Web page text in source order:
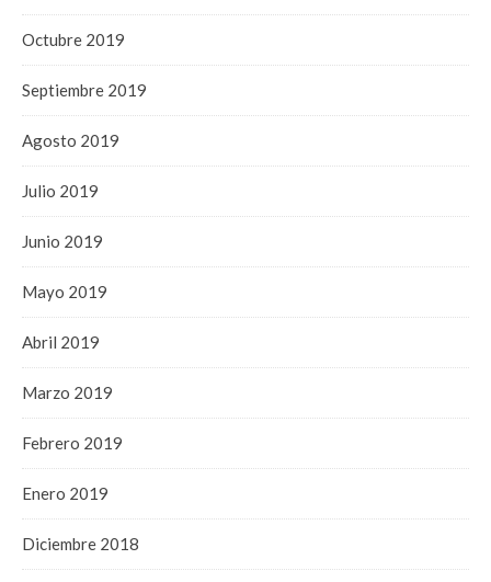
Octubre 2019
Septiembre 2019
Agosto 2019
Julio 2019
Junio 2019
Mayo 2019
Abril 2019
Marzo 2019
Febrero 2019
Enero 2019
Diciembre 2018